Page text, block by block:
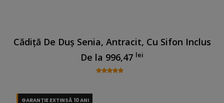
Cădiță De Duș Senia, Antracit, Cu Sifon Inclus
De la 996,47 lei